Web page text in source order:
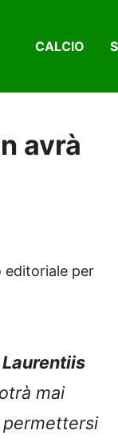
CALCIO
avrà
editoriale per
Laurentiis
mai
permettersi